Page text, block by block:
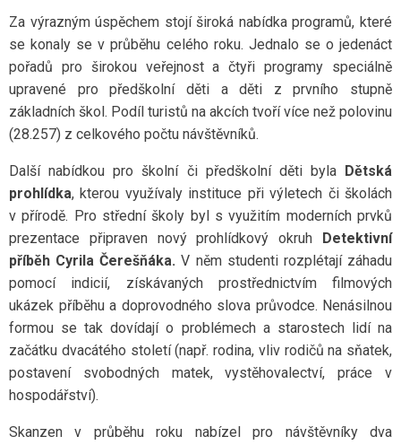
Za výrazným úspěchem stojí široká nabídka programů, které
se konaly se v průběhu celého roku. Jednalo se o jedenáct
pořadů pro širokou veřejnost a čtyři programy speciálně
upravené pro předškolní děti a děti z prvního stupně
základních škol. Podíl turistů na akcích tvoří více než polovinu
(28.257) z celkového počtu návštěvníků.
Další nabídkou pro školní či předškolní děti byla Dětská
prohlídka, kterou využívaly instituce při výletech či školách
v přírodě. Pro střední školy byl s využitím moderních prvků
prezentace připraven nový prohlídkový okruh Detektivní
příběh Cyrila Čerešňáka.V něm studenti rozplétají záhadu
pomocí indicií, získávaných prostřednictvím filmových
ukázek příběhu a doprovodného slova průvodce. Nenásilnou
formou se tak dovídají o problémech a starostech lidí na
začátku dvacátého století (např. rodina, vliv rodičů na sňatek,
postavení svobodných matek, vystěhovalectví, práce v
hospodářství).
Skanzen v průběhu roku nabízel pro návštěvníky dva